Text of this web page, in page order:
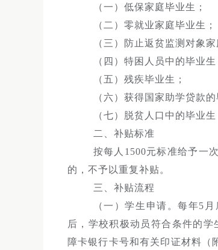
（一）低保家庭毕业生；
（二）零就业家庭毕业生；
（三）防止返贫监测对象家
（四）特困人员中的毕业生
（五）残疾毕业生；
（六）获得国家助学贷款的
（七）脱贫人口中的毕业
二、补贴标准
按每人1500元标准给予一
的，不予以重复补贴。
三、补贴流程
（一）学生申请。每年5
后，学校积极动员符合条件的
障卡银行卡号和有关印证材料（